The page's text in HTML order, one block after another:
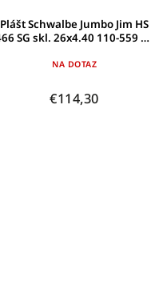
Plášt Schwalbe Jumbo Jim HS
SG skl. 26x4.40 110-559 cr-
NA DOTAZ
€114,30